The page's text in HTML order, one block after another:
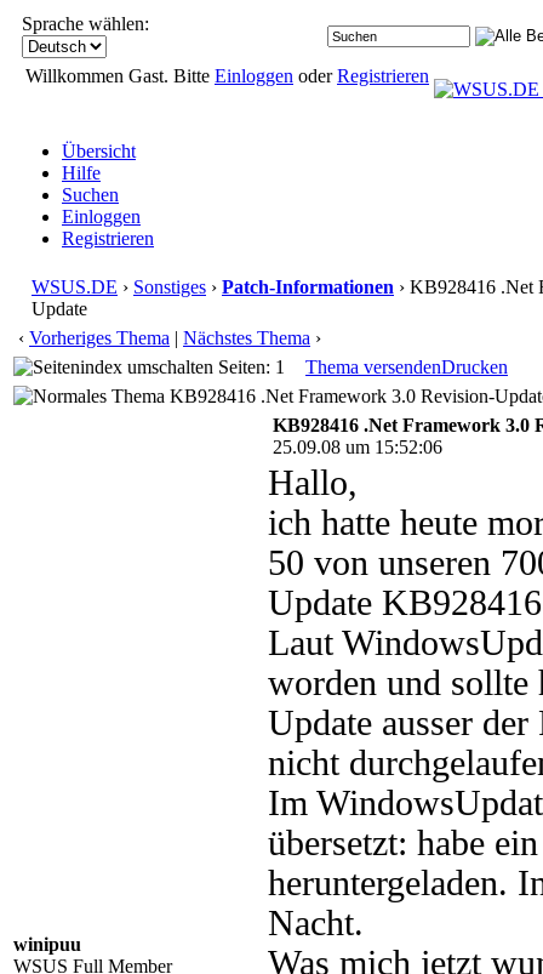
Sprache wählen:
Willkommen Gast. Bitte Einloggen oderRegistrieren
Übersicht
Hilfe
Suchen
Einloggen
Registrieren
WSUS.DE › Sonstiges › Patch-Informationen › KB928416 .Net
Update
‹ Vorheriges Thema | Nächstes Thema ›
Seiten: 1
Thema versendenDrucken
KB928416 .Net Framework 3.0 Revision-
winipuu
WSUS Full Member
KB928416 .Net Framework 3.0
25.09.08 um 15:52:06
Hallo,
ich hatte heute
50 von unseren
Update
Laut
worden und sollte
Update ausser
nicht
Im
übersetzt: habe
heruntergeladen.
Nacht.
Was mich jetzt